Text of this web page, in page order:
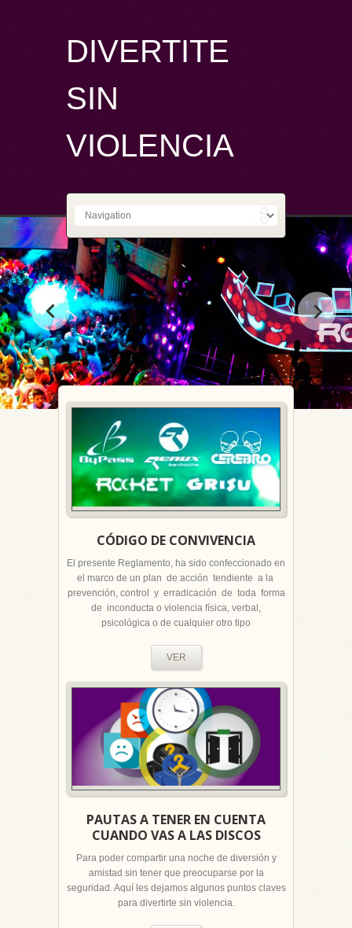
DIVERTITE
SIN
VIOLENCIA
CÓDIGO DE CONVIVENCIA
El presente Reglamento, ha sido confeccionado en
el marco de un plan de acción tendiente a la
prevención, control y erradicación de toda forma
de inconducta o violencia física, verbal,
psicológica o de cualquier otro tipo
VER
PAUTAS A TENER EN CUENTA
CUANDO VAS A LAS DISCOS
Para poder compartir una noche de diversión y
amistad sin tener que preocuparse por la
seguridad. Aquí les dejamos algunos puntos claves
para divertirte sin violencia.